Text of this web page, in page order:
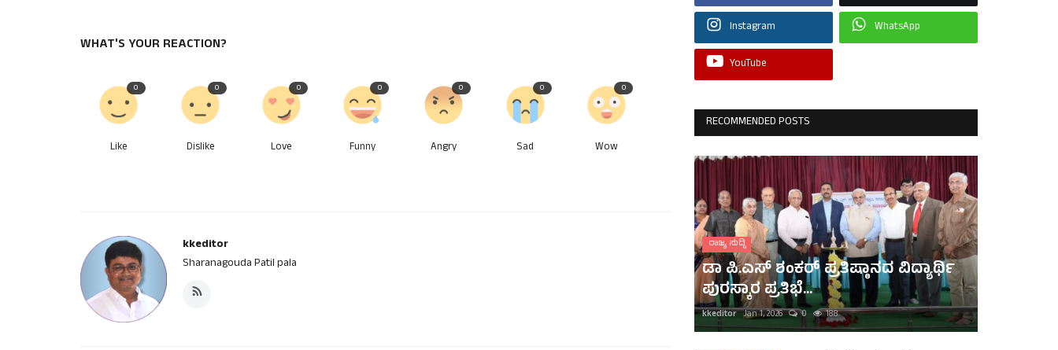
WHAT'S YOUR REACTION?
0
Like
0
Dislike
0
Love
0
Funny
0
Angry
0
Sad
0
Wow
kkeditor
Sharanagouda Patil pala
Instagram WhatsApp
YouTube
RECOMMENDED POSTS
ರಾಜ್ಯ ಸುದ್ದಿ
ಡಾ ಪಿ.ಎಸ್ ಶಂಕರ್ ಪ್ರತಿಷ್ಠಾನದ ವಿದ್ಯಾರ್ಥಿ
ಪುರಸ್ಕಾರ ಪ್ರತಿಭೆ...
kkeditor Jan 1, 2026 0 188